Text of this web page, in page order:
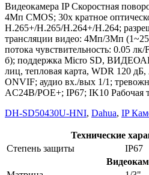
Видеокамера IP Скоростная
4Mп CMOS; 30x кратное
H.265+/H.265/H.264+/H.264;
трансляции видео: 4Мп/3Мп
потока чувствительность: 0.05
б); поддержка Micro SD,
лиц, тепловая карта, WDR 120
ONVIF; аудио вх./вых 1/1;
AC24В/PОE+; IP67; IK10 Рабочая
DH-SD50430U-HNI, Dahua, IP
Технические
Степень защиты
IP67